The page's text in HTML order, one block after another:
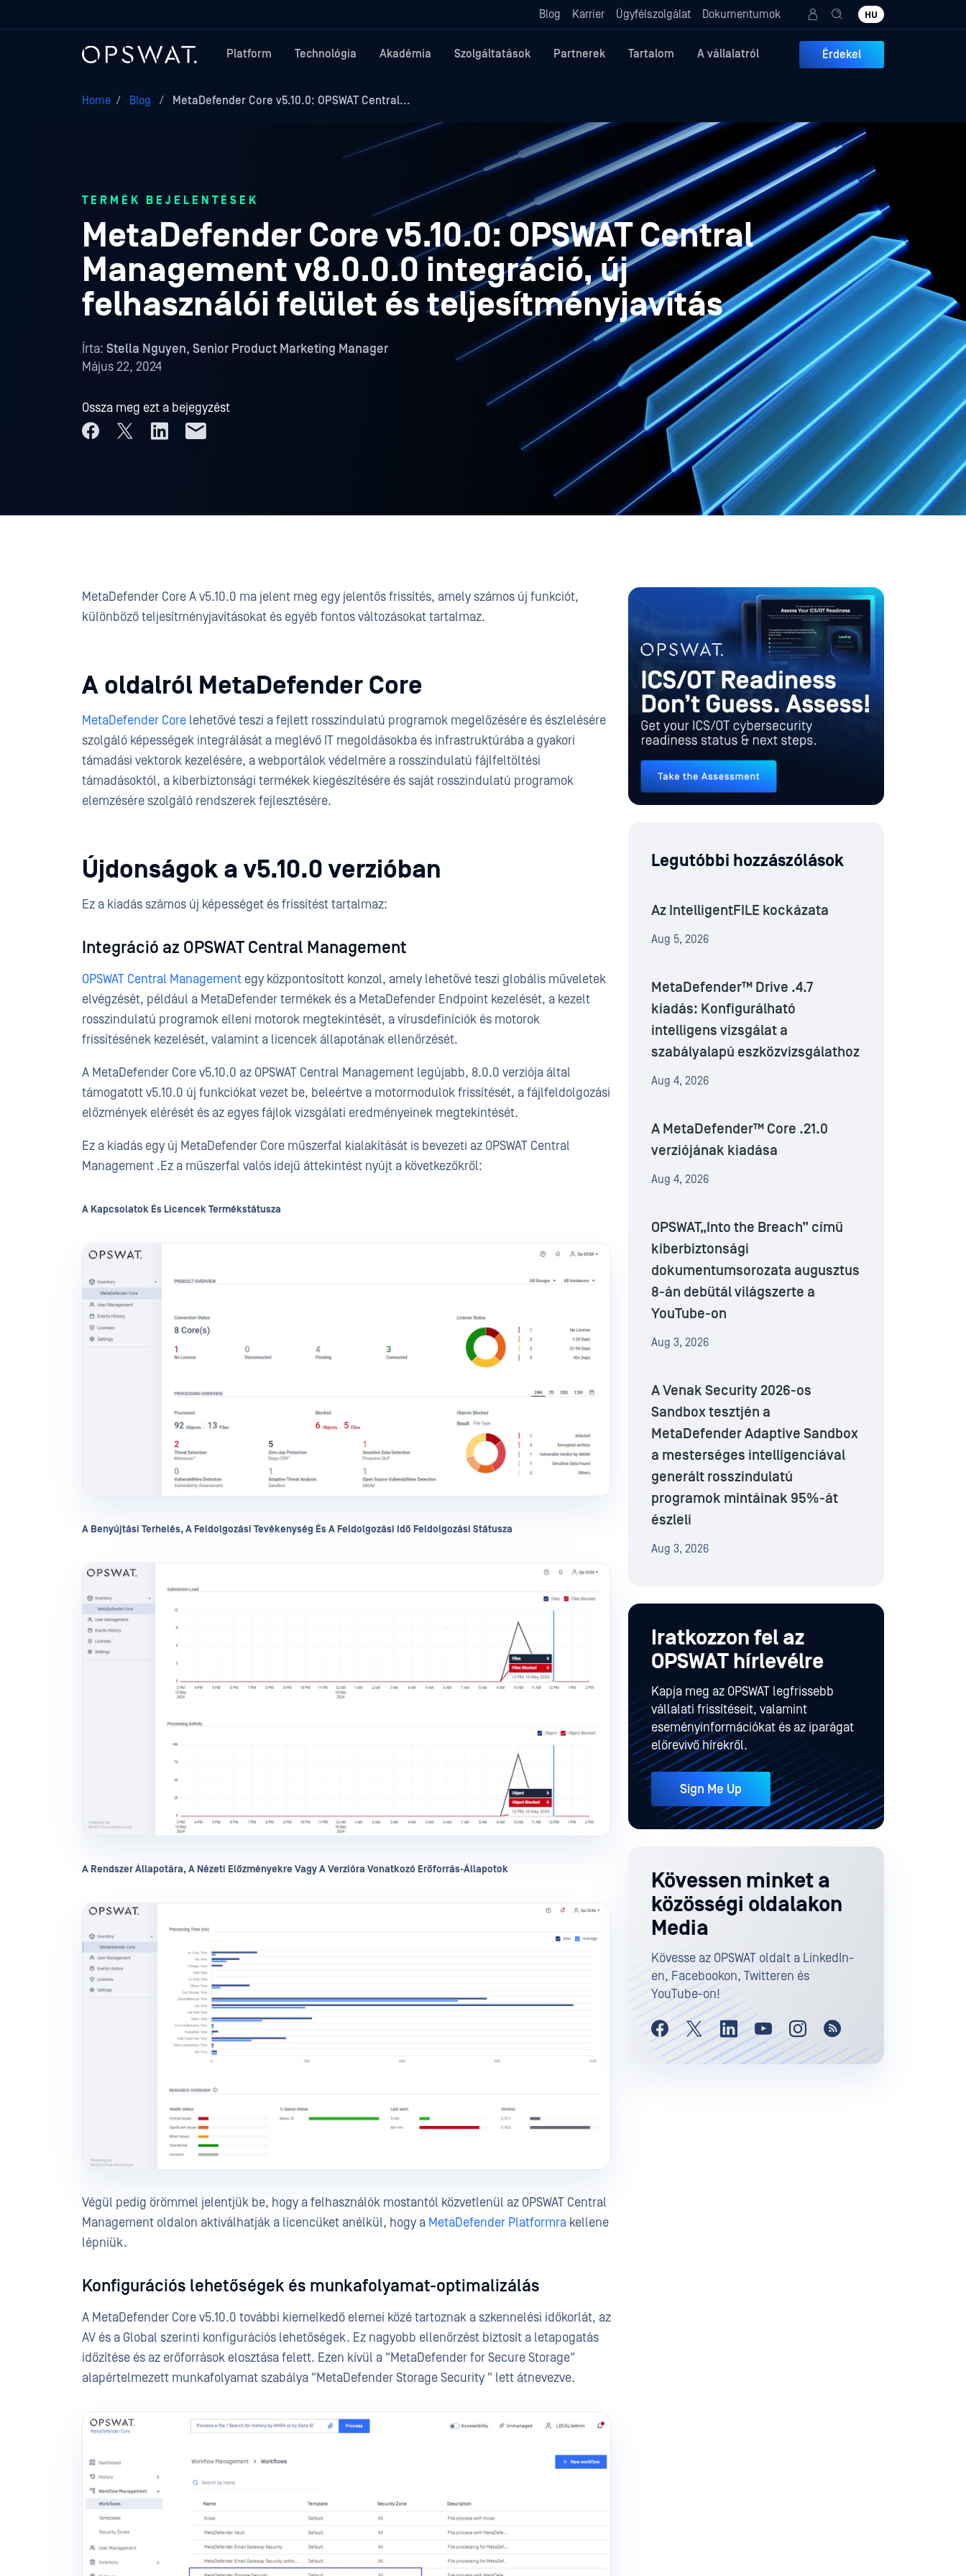
Blog Karrier Ügyfélszolgálat Dokumentumok HU
Platform Technológia Akadémia Szolgáltatások Partnerek Tartalom A vállalatról Érdekel
Home / Blog / MetaDefender Core v5.10.0: OPSWAT Central...
TERMÉK BEJELENTÉSEK
MetaDefender Core v5.10.0: OPSWAT Central
Management v8.0.0.0 integráció, új
felhasználói felület és teljesítményjavítás
Írta: Stella Nguyen, Senior Product Marketing Manager
Május 22, 2024
Ossza meg ezt a bejegyzést
MetaDefender Core A v5.10.0 ma jelent meg egy jelentős frissítés, amely számos új funkciót,
különböző teljesítményjavításokat és egyéb fontos változásokat tartalmaz.
A oldalról MetaDefender Core
MetaDefender Core lehetővé teszi a fejlett rosszindulatú programok megelőzésére és észlelésére
szolgáló képességek integrálását a meglévő IT megoldásokba és infrastruktúrába a gyakori
támadási vektorok kezelésére, a webportálok védelmére a rosszindulatú fájlfeltöltési
támadásoktól, a kiberbiztonsági termékek kiegészítésére és saját rosszindulatú programok
elemzésére szolgáló rendszerek fejlesztésére.
Újdonságok a v5.10.0 verzióban
Ez a kiadás számos új képességet és frissítést tartalmaz:
Integráció az OPSWAT Central Management
OPSWAT Central Management egy központosított konzol, amely lehetővé teszi globális műveletek
elvégzését, például a MetaDefender termékek és a MetaDefender Endpoint kezelését, a kezelt
rosszindulatú programok elleni motorok megtekintését, a vírusdefiníciók és motorok
frissítésének kezelését, valamint a licencek állapotának ellenőrzését.
A MetaDefender Core v5.10.0 az OPSWAT Central Management legújabb, 8.0.0 verziója által
támogatott v5.10.0 új funkciókat vezet be, beleértve a motormodulok frissítését, a fájlfeldolgozási
előzmények elérését és az egyes fájlok vizsgálati eredményeinek megtekintését.
Ez a kiadás egy új MetaDefender Core műszerfal kialakítását is bevezeti az OPSWAT Central
Management .Ez a műszerfal valós idejű áttekintést nyújt a következőkről:
A Kapcsolatok És Licencek Termékstátusza
A Benyújtási Terhelés, A Feldolgozási Tevékenység És A Feldolgozási Idő Feldolgozási Státusza
A Rendszer Állapotára, A Nézeti Előzményekre Vagy A Verzióra Vonatkozó Erőforrás-Állapotok
Végül pedig örömmel jelentjük be, hogy a felhasználók mostantól közvetlenül az OPSWAT Central
Management oldalon aktiválhatják a licencüket anélkül, hogy a MetaDefender Platformra kellene
lépniük.
Konfigurációs lehetőségek és munkafolyamat-optimalizálás
A MetaDefender Core v5.10.0 további kiemelkedő elemei közé tartoznak a szkennelési időkorlát, az
AV és a Global szerinti konfigurációs lehetőségek. Ez nagyobb ellenőrzést biztosít a letapogatás
időzítése és az erőforrások elosztása felett. Ezen kívül a "MetaDefender for Secure Storage"
alapértelmezett munkafolyamat szabálya "MetaDefender Storage Security " lett átnevezve.
Legutóbbi hozzászólások
Az IntelligentFILE kockázata
Aug 5, 2026
MetaDefender™ Drive .4.7
kiadás: Konfigurálható
intelligens vizsgálat a
szabályalapú eszközvizsgálathoz
Aug 4, 2026
A MetaDefender™ Core .21.0
verziójának kiadása
Aug 4, 2026
OPSWAT„Into the Breach” című
kiberbiztonsági
dokumentumsorozata augusztus
8-án debütál világszerte a
YouTube-on
Aug 3, 2026
A Venak Security 2026-os
Sandbox tesztjén a
MetaDefender Adaptive Sandbox
a mesterséges intelligenciával
generált rosszindulatú
programok mintáinak 95%-át
észleli
Aug 3, 2026
Iratkozzon fel az
OPSWAT hírlevélre
Kapja meg az OPSWAT legfrissebb
vállalati frissítéseit, valamint
eseményinformációkat és az iparágat
előrevivő hírekről.
Sign Me Up
Kövessen minket a
közösségi oldalakon
Media
Kövesse az OPSWAT oldalt a LinkedIn-
en, Facebookon, Twitteren és
YouTube-on!